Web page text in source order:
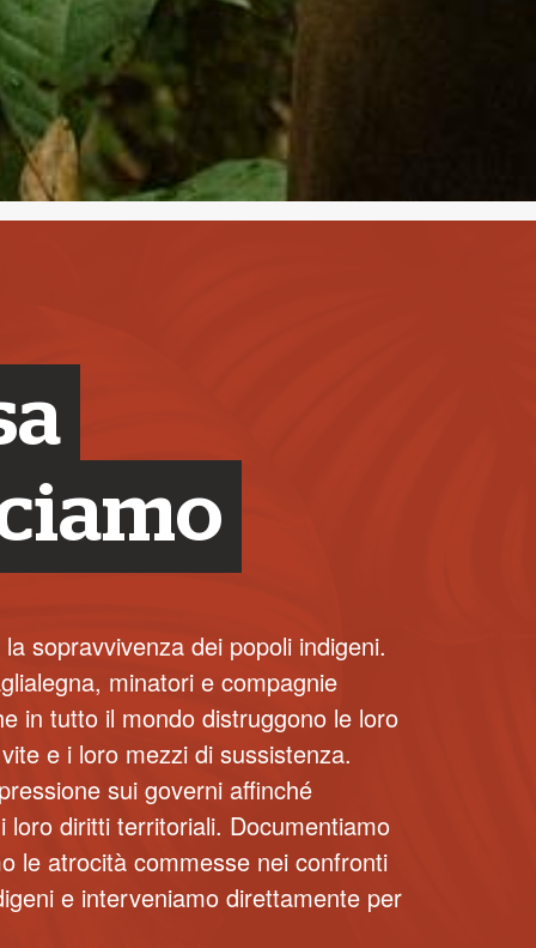
sopravvivenza dei popoli indigeni.
minatori e compagnie
in tutto il mondo distruggono le loro
e i loro mezzi di sussistenza.
sui governi affinché
loro diritti territoriali. Documentiamo
le atrocità commesse nei confronti
e interveniamo direttamente per